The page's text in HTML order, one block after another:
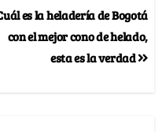
es la heladería de Bogotá
con el mejor cono de helado,
esta es la verdad